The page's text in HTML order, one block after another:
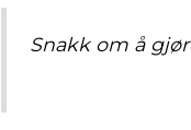
Snakk om å